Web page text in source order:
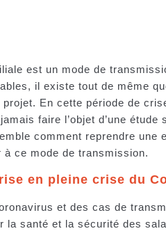
est un mode de
il existe tout de même
En cette période de
faire l’objet d’une
comment reprendre une
à ce mode de transmission.
en pleine crise du
et des cas de
la santé et la sécurité des